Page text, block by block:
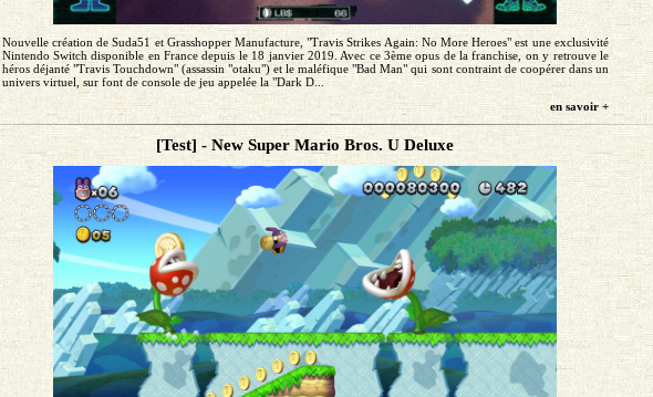
Nouvelle création de Suda51 et Grasshopper Manufacture, "Travis Strikes Again: No More Heroes" est une exclusivité
Nintendo Switch disponible en France depuis le 18 janvier 2019. Avec ce 3ème opus de la franchise, on y retrouve le
héros déjanté "Travis Touchdown" (assassin "otaku") et le maléfique "Bad Man" qui sont contraint de coopérer dans un
univers virtuel, sur font de console de jeu appelée la "Dark D...
en savoir +
[Test] - New Super Mario Bros. U Deluxe